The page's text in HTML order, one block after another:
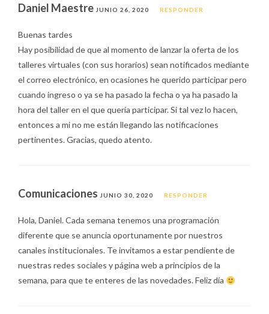
Daniel Maestre JUNIO 26, 2020 RESPONDER
Buenas tardes
Hay posibilidad de que al momento de lanzar la oferta de los
talleres virtuales (con sus horarios) sean notificados mediante
el correo electrónico, en ocasiones he querido participar pero
cuando ingreso o ya se ha pasado la fecha o ya ha pasado la
hora del taller en el que quería participar. Si tal vez lo hacen,
entonces a mi no me están llegando las notificaciones
pertinentes. Gracias, quedo atento.
Comunicaciones JUNIO 30, 2020 RESPONDER
Hola, Daniel. Cada semana tenemos una programación
diferente que se anuncia oportunamente por nuestros
canales institucionales. Te invitamos a estar pendiente de
nuestras redes sociales y página web a principios de la
semana, para que te enteres de las novedades. Feliz día